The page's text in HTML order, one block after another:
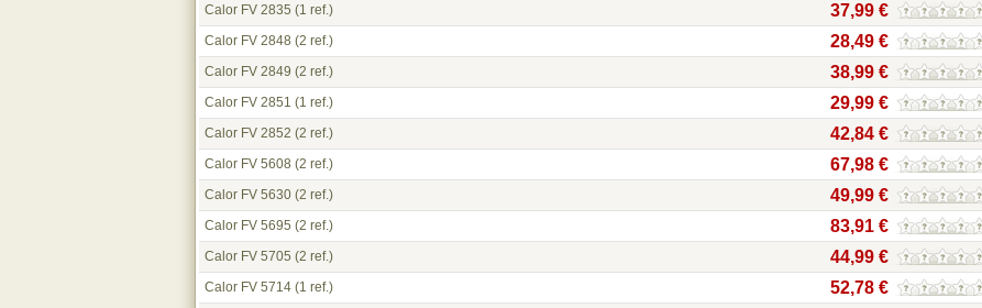
Calor FV 2835 (1 ref.) 37,99 €
Calor FV 2848 (2 ref.) 28,49 €
Calor FV 2849 (2 ref.) 38,99 €
Calor FV 2851 (1 ref.) 29,99 €
Calor FV 2852 (2 ref.) 42,84 €
Calor FV 5608 (2 ref.) 67,98 €
Calor FV 5630 (2 ref.) 49,99 €
Calor FV 5695 (2 ref.) 83,91 €
Calor FV 5705 (2 ref.) 44,99 €
Calor FV 5714 (1 ref.) 52,78 €